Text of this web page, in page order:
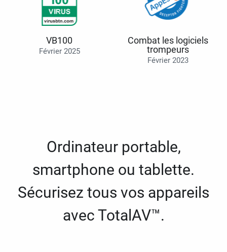
VB100
Février 2025
Combat les logiciels
trompeurs
Février 2023
Ordinateur portable,
smartphone ou tablette.
Sécurisez tous vos appareils
avec TotalAV™.